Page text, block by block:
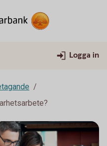
Logga in